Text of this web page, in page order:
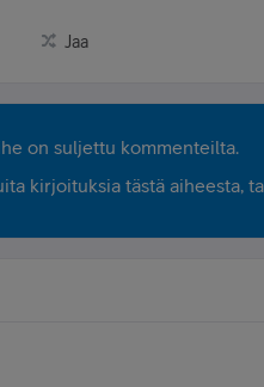
Jaa
on suljettu kommenteilta.
kirjoituksia tästä aiheesta,